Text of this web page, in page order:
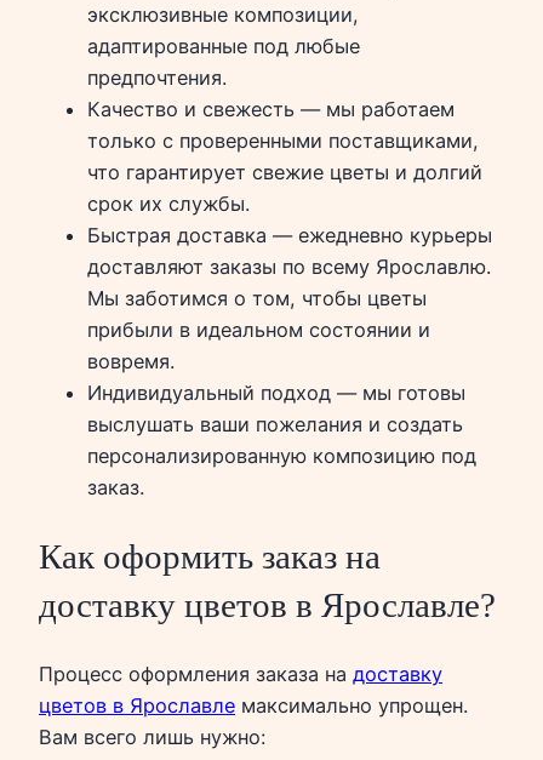
эксклюзивные композиции,
адаптированные под любые
предпочтения.
Качество и свежесть — мы работаем
только с проверенными поставщиками,
что гарантирует свежие цветы и долгий
срок их службы.
Быстрая доставка — ежедневно курьеры
доставляют заказы по всему Ярославлю.
Мы заботимся о том, чтобы цветы
прибыли в идеальном состоянии и
вовремя.
Индивидуальный подход — мы готовы
выслушать ваши пожелания и создать
персонализированную композицию под
заказ.
Как оформить заказ на
доставку цветов в Ярославле?
Процесс оформления заказа на доставку
цветов в Ярославле максимально упрощен.
Вам всего лишь нужно: